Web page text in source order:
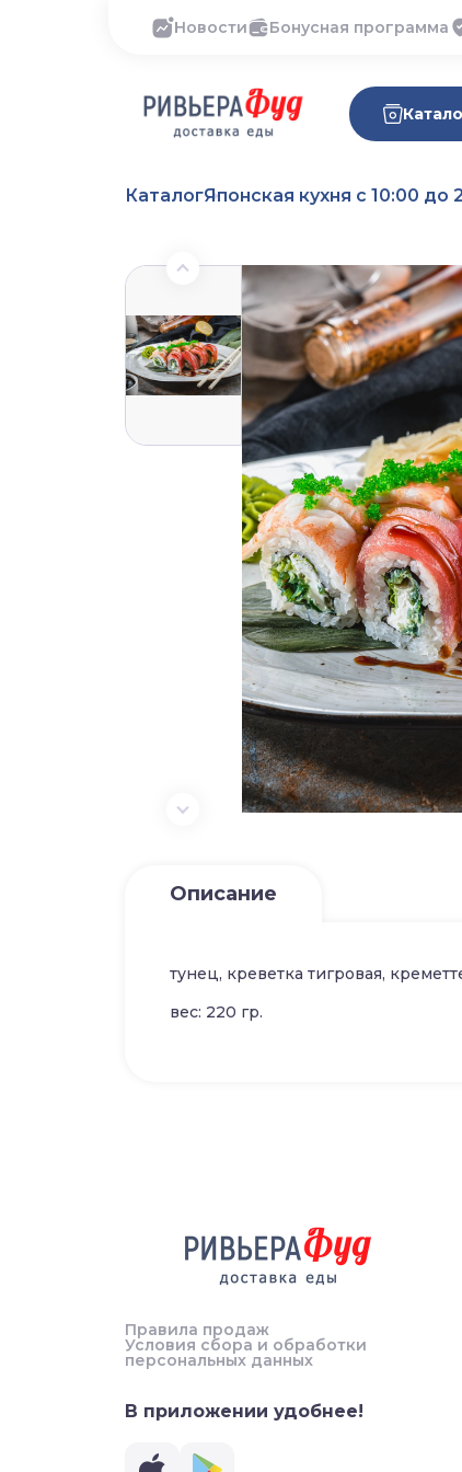
Новости Бонусная программа
КаталогЯпонская кухня с 10:00 до
Описание
тунец, креветка тигровая,
вес: 220 гр.
Правила продаж
Условия сбора и обработки
персональных данных
В приложении удобнее!